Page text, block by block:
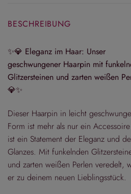
BESCHREIBUNG
✨💎 Eleganz im Haar: Unser
geschwungener Haarpin mit
Glitzersteinen und zarten weißen
💎✨
Dieser Haarpin in leicht
Form ist mehr als nur ein
ist ein Statement der Eleganz und
Glanzes. Mit funkelnden
und zarten weißen Perlen veredelt,
er zu deinem neuen Lieblingsstück.